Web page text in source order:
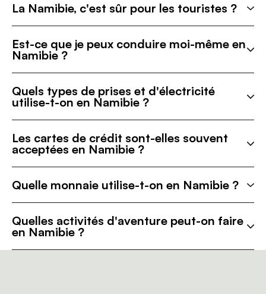
La Namibie, c'est sûr pour les touristes ?
Est-ce que je peux conduire moi-même en
Namibie ?
Quels types de prises et d'électricité
utilise-t-on en Namibie ?
Les cartes de crédit sont-elles souvent
acceptées en Namibie ?
Quelle monnaie utilise-t-on en Namibie ?
Quelles activités d'aventure peut-on faire
en Namibie ?